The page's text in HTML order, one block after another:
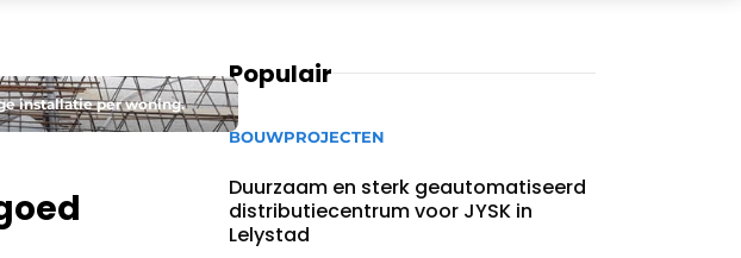
installatie per woning.
Populair
BOUWPROJECTEN
Duurzaam en sterk geautomatiseerd
distributiecentrum voor JYSK in
Lelystad